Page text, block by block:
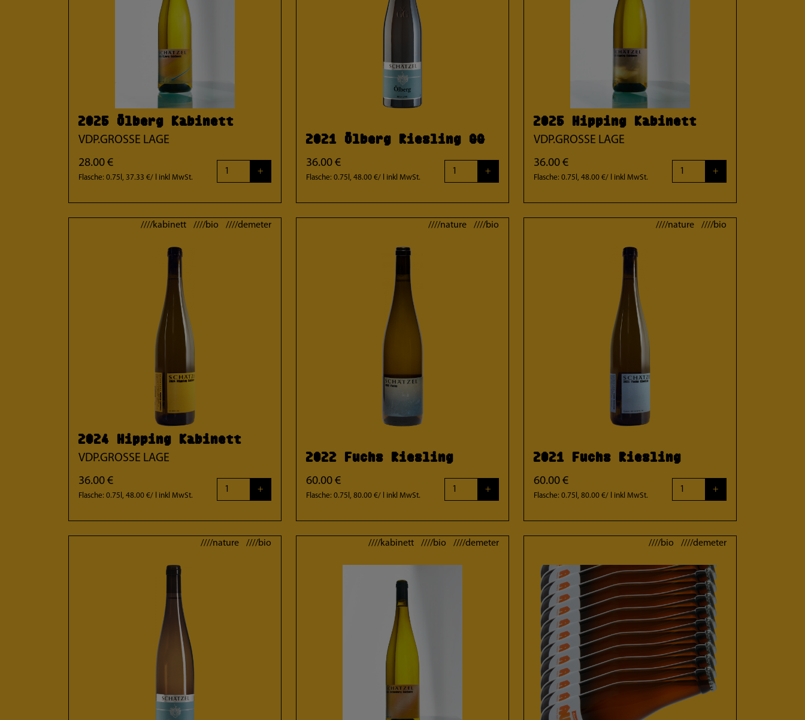
2025 Ölberg Kabinett
VDP.GROSSE LAGE
28.00 €
Flasche: 0.75l, 37.33 €/ l inkl MwSt.
+
2021 Ölberg Riesling GG
36.00 €
Flasche: 0.75l, 48.00 €/ l inkl MwSt.
+
2025 Hipping Kabinett
VDP.GROSSE LAGE
36.00 €
Flasche: 0.75l, 48.00 €/ l inkl MwSt.
+
////kabinett ////bio ////demeter
2024 Hipping Kabinett
VDP.GROSSE LAGE
36.00 €
Flasche: 0.75l, 48.00 €/ l inkl MwSt.
+
////nature ////bio
2022 Fuchs Riesling
60.00 €
Flasche: 0.75l, 80.00 €/ l inkl MwSt.
+
////nature ////bio
2021 Fuchs Riesling
60.00 €
Flasche: 0.75l, 80.00 €/ l inkl MwSt.
+
////nature ////bio ////kabinett ////bio ////demeter ////bio ////demeter